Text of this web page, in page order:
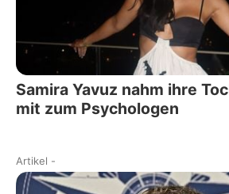
Samira Yavuz nahm ihre
mit zum Psychologen
Artikel -